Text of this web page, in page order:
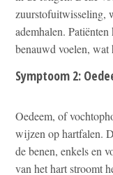
zuurstofuitwisseling,
ademhalen.
benauwd voelen, wat
Symptoom 2:
Oedeem, of
wijzen op hartfalen.
de benen, enkels en
van het hart stroomt